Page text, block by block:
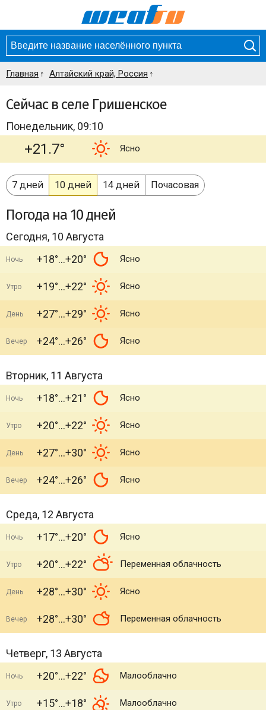
Главная Алтайский край, Россия
Сейчас в селе Гришенское
Понедельник, 09:10
+21.7° Ясно
7 дней 10 дней 14 дней Почасовая
Погода на 10 дней
Сегодня, 10 Августа
Ночь +18° +20° Ясно
Утро +19° +22° Ясно
День +27° +29° Ясно
Вечер +24° +26° Ясно
Вторник, 11 Августа
Ночь +18° +21° Ясно
Утро +20° +22° Ясно
День +27° +30° Ясно
Вечер +24° +26° Ясно
Среда, 12 Августа
Ночь +17° +20° Ясно
Утро +20° +22° Переменная облачность
День +28° +30° Ясно
Вечер +28° +30° Переменная облачность
Четверг, 13 Августа
Ночь +20° +22° Малооблачно
Утро +15° +18° Малооблачно